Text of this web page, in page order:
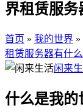
界租赁服务
首页 » 我的世界 »
租赁服务器有什么
闲来
什么是我的